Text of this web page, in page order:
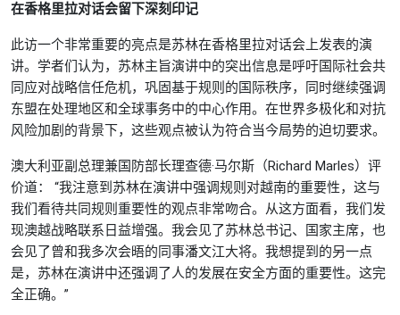
在香格里拉对话会留下深刻印记
此访一个非常重要的亮点是苏林在香格里拉对话会上发表的演
讲。学者们认为，苏林主旨演讲中的突出信息是呼吁国际社会共
同应对战略信任危机，巩固基于规则的国际秩序，同时继续强调
东盟在处理地区和全球事务中的中心作用。在世界多极化和对抗
风险加剧的背景下，这些观点被认为符合当今局势的迫切要求。
澳大利亚副总理兼国防部长理查德·马尔斯（Richard Marles）评
价道： “我注意到苏林在演讲中强调规则对越南的重要性，这与
我们看待共同规则重要性的观点非常吻合。从这方面看，我们发
现澳越战略联系日益增强。我会见了苏林总书记、国家主席，也
会见了曾和我多次会晤的同事潘文江大将。我想提到的另一点
是，苏林在演讲中还强调了人的发展在安全方面的重要性。这完
全正确。”